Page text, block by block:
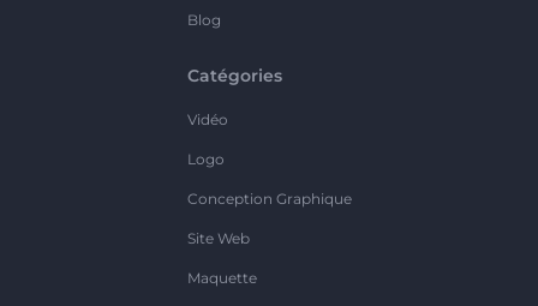
Blog
Catégories
Vidéo
Logo
Conception Graphique
Site Web
Maquette